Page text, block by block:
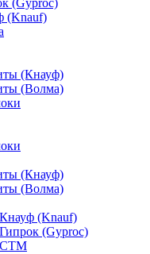
(Gyproc)
(Knauf)
(Кнауф)
(Волма)
(Кнауф)
(Волма)
(Knauf)
(Gyproc)
СТМ